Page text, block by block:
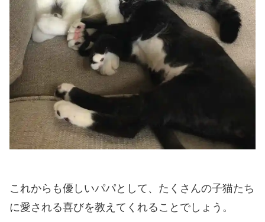
これからも優しいパパとして、たくさんの子猫たち
に愛される喜びを教えてくれることでしょう。